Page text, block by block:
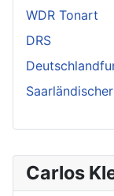
Carlos
WDR Tonart
DRS